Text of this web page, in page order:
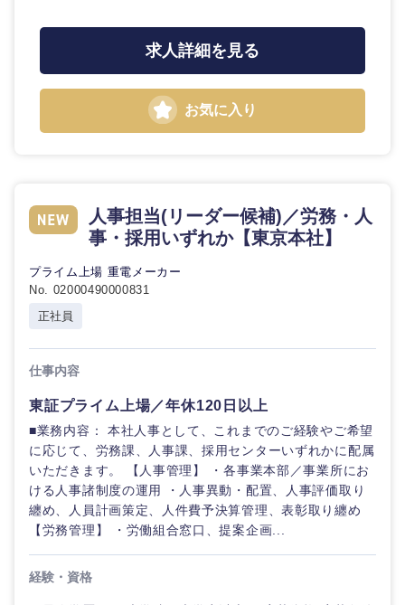
九州・沖縄
鹿児島県 沖縄県
求人詳細を見る
お気に入り
人事担当(リーダー候補)／労務・人
事・採用いずれか【東京本社】
プライム上場 重電メーカー
No. 02000490000831
正社員
仕事内容
東証プライム上場／年休120日以上
■業務内容： 本社人事として、これまでのご経験やご希望
に応じて、労務課、人事課、採用センターいずれかに配属
いただきます。 【人事管理】 ・各事業本部／事業所にお
ける人事諸制度の運用 ・人事異動・配置、人事評価取り
纏め、人員計画策定、人件費予決算管理、表彰取り纏め
【労務管理】 ・労働組合窓口、提案企画...
経験・資格